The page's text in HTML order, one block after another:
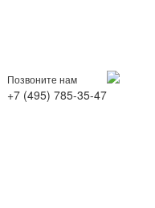
Позвоните нам
+7 (495) 785-35-47